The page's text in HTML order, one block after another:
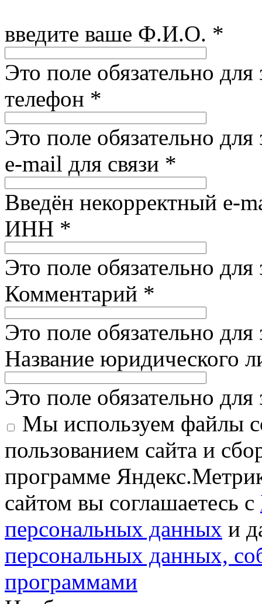
введите ваше Ф.И.О. *
Это поле обязательно для
телефон *
Это поле обязательно для
e-mail для связи *
Введён некорректный e-
ИНН *
Это поле обязательно для
Комментарий *
Это поле обязательно для
Название юридического
Это поле обязательно для
Мы используем файлы
пользованием сайта и
программе
сайтом вы соглашаетесь с
персональных данных и
персональных данных,
программами